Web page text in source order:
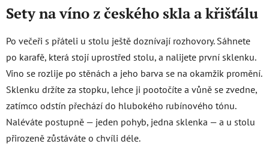
l
á
d
a
c
í
p
r
v
k
y
Sety na víno z českého skla a křišťálu
Po večeři s přáteli u stolu ještě doznívají rozhovory. Sáhnete
po karafě, která stojí uprostřed stolu, a nalijete první sklenku.
Víno se rozlije po stěnách a jeho barva se na okamžik promění.
Sklenku držíte za stopku, lehce ji pootočíte a vůně se zvedne,
zatímco odstín přechází do hlubokého rubínového tónu.
Naléváte postupně — jeden pohyb, jedna sklenka — a u stolu
přirozeně zůstáváte o chvíli déle.